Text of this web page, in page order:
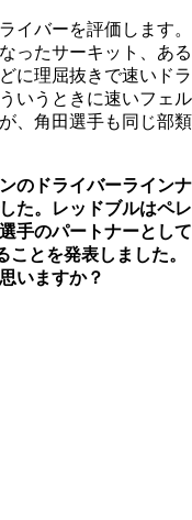
イバーを評価します。
ったサーキット、ある
に理屈抜きで速いドラ
いうときに速いフェル
、角田選手も同じ部類
のドライバーラインナ
た。レッドブルはペレ
手のパートナーとして
とを発表しました。
いますか？